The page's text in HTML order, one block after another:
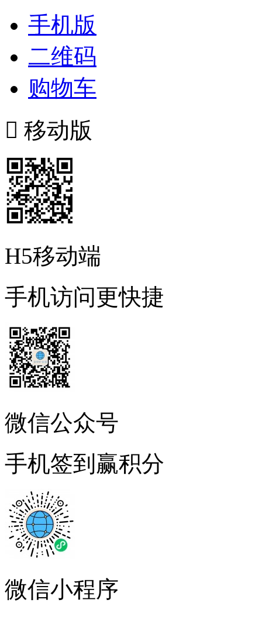
手机版
二维码
购物车
 移动版
H5移动端
手机访问更快捷
微信公众号
手机签到赢积分
微信小程序